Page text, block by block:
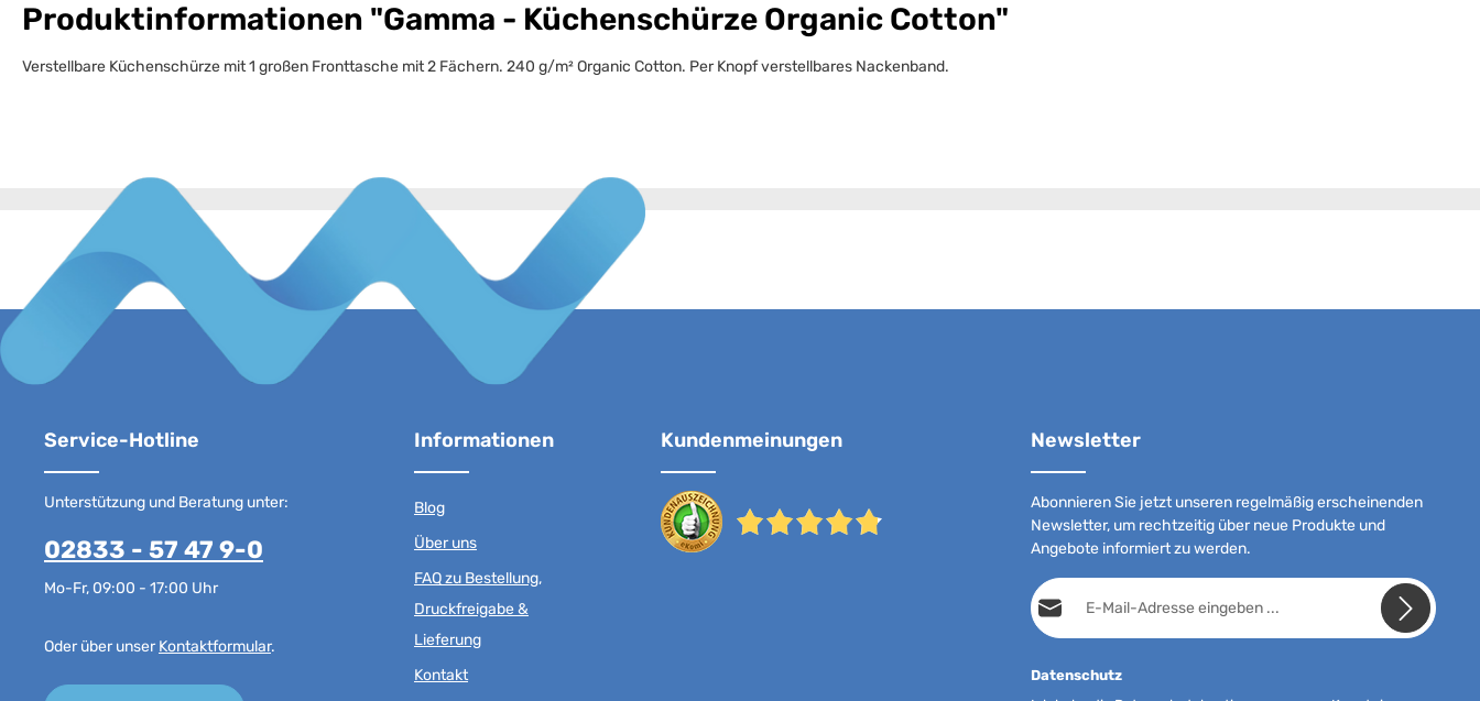
Produktinformationen "Gamma - Küchenschürze Organic Cotton"
Verstellbare Küchenschürze mit 1 großen Fronttasche mit 2 Fächern. 240 g/m² Organic Cotton. Per Knopf verstellbares Nackenband.
Service-Hotline
Unterstützung und Beratung unter:
02833 - 57 47 9-0
Mo-Fr, 09:00 - 17:00 Uhr
Oder über unserKontaktformular.
Informationen
Blog
Über uns
FAQ zu Bestellung,
Druckfreigabe &
Lieferung
Kontakt
Kundenmeinungen Newsletter
Abonnieren Sie jetzt unseren regelmäßig erscheinenden
Newsletter, um rechtzeitig über neue Produkte und
Angebote informiert zu werden.
E-Mail-Adresse*
Datenschutz